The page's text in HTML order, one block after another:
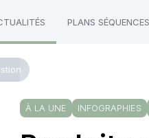
PLANS SÉQUENCES
À LA UNE INFOGRAPHIES